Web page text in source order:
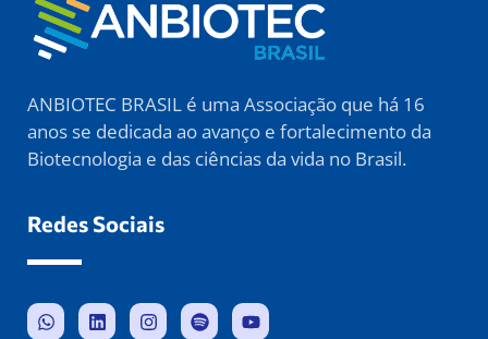
ANBIOTEC BRASIL é uma Associação que há 16
anos se dedicada ao avanço e fortalecimento da
Biotecnologia e das ciências da vida no Brasil.
Redes Sociais